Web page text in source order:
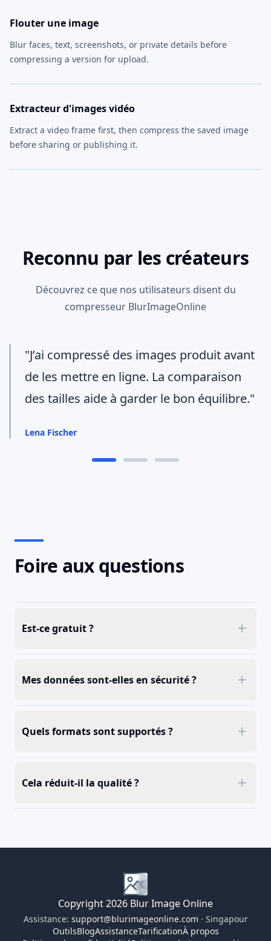
Flouter une image
Blur faces, text, screenshots, or private details before
compressing a version for upload.
Extracteur d'images vidéo
Extract a video frame first, then compress the saved image
before sharing or publishing it.
Reconnu par les créateurs
Découvrez ce que nos utilisateurs disent du
compresseur BlurImageOnline
"J’ai compressé des images produit avant
de les mettre en ligne. La comparaison
des tailles aide à garder le bon équilibre."
Lena Fischer
Foire aux questions
Est-ce gratuit ?
Mes données sont-elles en sécurité ?
Quels formats sont supportés ?
Cela réduit-il la qualité ?
Copyright 2026 Blur Image Online
Assistance: support@blurimageonline.com · Singapour
OutilsBlogAssistanceTarificationÀ propos